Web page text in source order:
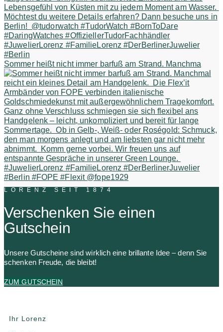
Sommer heißt nicht immer barfuß am Strand. Manchma
LORENZ SEIT 1874
Verschenken Sie einen
Gutschein
Unsere Gutscheine sind wirklich eine brillante Idee – denn Sie
schenken Freude, die bleibt!
ZUM GUTSCHEIN
Ihr Lorenz